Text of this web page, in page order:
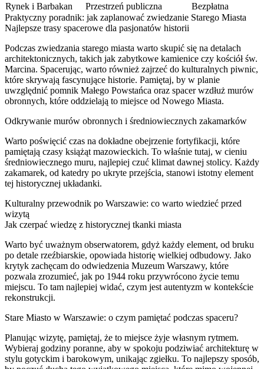
Rynek i Barbakan
Przestrzeń publiczna
Bezpłatna
Praktyczny poradnik: jak zaplanować zwiedzanie Starego Miasta
Najlepsze trasy spacerowe dla pasjonatów historii
Podczas zwiedzania starego miasta warto skupić się na detalach
architektonicznych, takich jak zabytkowe kamienice czy kościół św.
Marcina. Spacerując, warto również zajrzeć do kulturalnych piwnic,
które skrywają fascynujące historie. Pamiętaj, by w planie
uwzględnić pomnik Małego Powstańca oraz spacer wzdłuż murów
obronnych, które oddzielają to miejsce od Nowego Miasta.
Odkrywanie murów obronnych i średniowiecznych zakamarków
Warto poświęcić czas na dokładne obejrzenie fortyfikacji, które
pamiętają czasy książąt mazowieckich. To właśnie tutaj, w cieniu
średniowiecznego muru, najlepiej czuć klimat dawnej stolicy. Każdy
zakamarek, od katedry po ukryte przejścia, stanowi istotny element
tej historycznej układanki.
Kulturalny przewodnik po Warszawie: co warto wiedzieć przed
wizytą
Jak czerpać wiedzę z historycznej tkanki miasta
Warto być uważnym obserwatorem, gdyż każdy element, od bruku
po detale rzeźbiarskie, opowiada historię wielkiej odbudowy. Jako
krytyk zachęcam do odwiedzenia Muzeum Warszawy, które
pozwala zrozumieć, jak po 1944 roku przywrócono życie temu
miejscu. To tam najlepiej widać, czym jest autentyzm w kontekście
rekonstrukcji.
Stare Miasto w Warszawie: o czym pamiętać podczas spaceru?
Planując wizytę, pamiętaj, że to miejsce żyje własnym rytmem.
Wybieraj godziny poranne, aby w spokoju podziwiać architekturę w
stylu gotyckim i barokowym, unikając zgiełku. To najlepszy sposób,